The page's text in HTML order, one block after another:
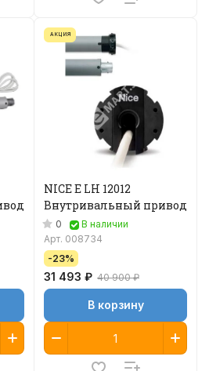
АКЦИЯ
NICE E LH 12012
Внутривальный привод
0
В наличии
Арт. 008734
-23%
31 493 ₽ 40 900 ₽
В корзину